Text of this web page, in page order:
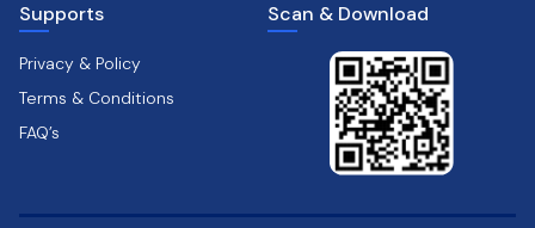
Supports
Privacy & Policy
Terms & Conditions
FAQ’s
Scan & Download